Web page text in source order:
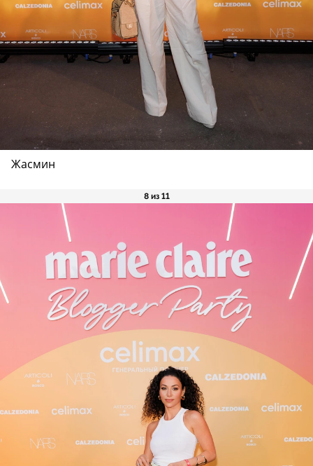
Жасмин
8 из 11